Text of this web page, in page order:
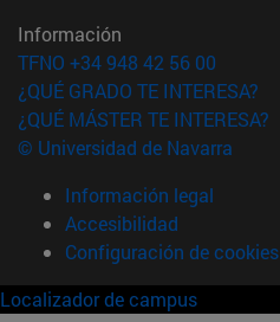
Información
TFNO +34 948 42 56 00
¿QUÉ GRADO TE INTERESA?
¿QUÉ MÁSTER TE INTERESA?
© Universidad de Navarra
Información legal
Accesibilidad
Configuración de cookies
Localizador de campus